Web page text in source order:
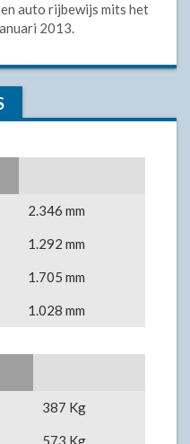
auto rijbewijs mits het
2013.
2.346 mm
1.292 mm
1.705 mm
1.028 mm
387 Kg
573 Kg